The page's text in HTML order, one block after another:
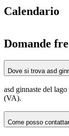
Calendario
Domande
Dove si trova asd
asd ginnaste del
(VA).
Come posso